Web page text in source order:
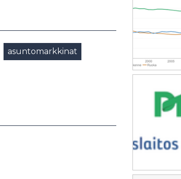
asuntomarkkinat